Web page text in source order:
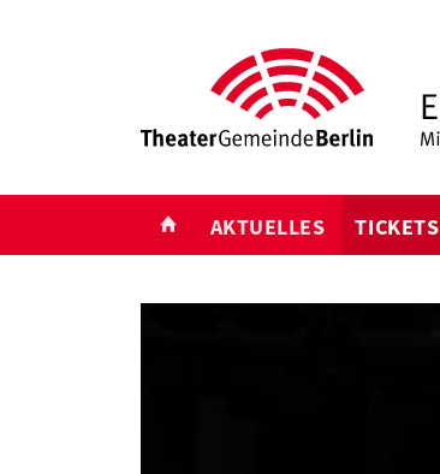
START
AKTUELLES TICKETS